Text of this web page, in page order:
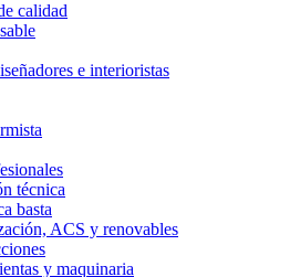
calidad
e interioristas
técnica
basta
ACS y renovables
y maquinaria